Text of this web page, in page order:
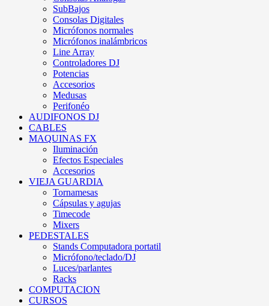
SubBajos
Consolas Digitales
Micrófonos normales
Micrófonos inalámbricos
Line Array
Controladores DJ
Potencias
Accesorios
Medusas
Perifonéo
AUDIFONOS DJ
CABLES
MAQUINAS FX
Iluminación
Efectos Especiales
Accesorios
VIEJA GUARDIA
Tornamesas
Cápsulas y agujas
Timecode
Mixers
PEDESTALES
Stands Computadora portatil
Micrófono/teclado/DJ
Luces/parlantes
Racks
COMPUTACION
CURSOS